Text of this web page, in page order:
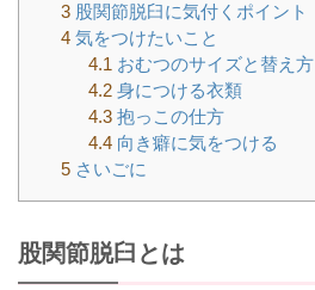
3 股関節脱臼に気付くポイント
4 気をつけたいこと
4.1 おむつのサイズと替え方
4.2身につける衣類
4.3抱っこの仕方
4.4向き癖に気をつける
5 さいごに
股関節脱臼とは